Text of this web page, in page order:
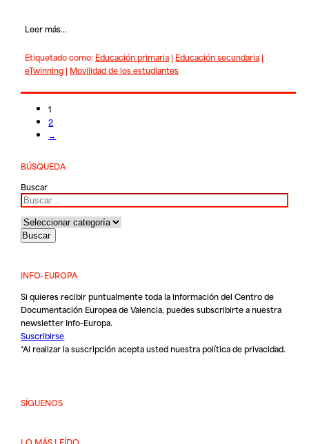
Leer más...
Etiquetado como: Educación primaria| Educación secundaria|
eTwinning| Movilidad de los estudiantes
1
2
→
BÚSQUEDA
Buscar
INFO-EUROPA
Si quieres recibir puntualmente toda la información del Centro de
Documentación Europea de Valencia, puedes subscribirte a nuestra
newsletter Info-Europa.
Suscribirse
*Al realizar la suscripción acepta usted nuestrapolítica de privacidad.
SÍGUENOS
LO MÁS LEÍDO